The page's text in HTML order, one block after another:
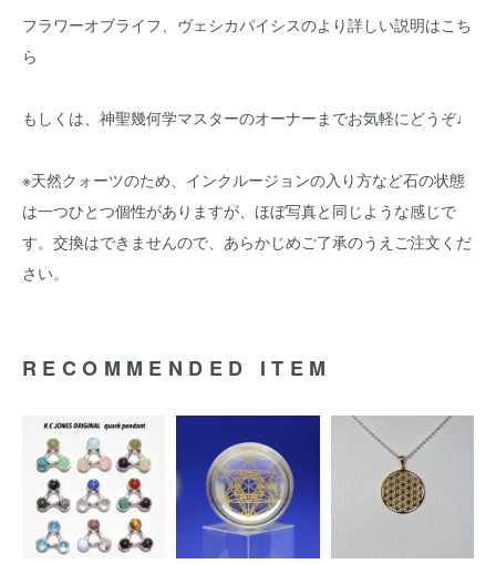
フラワーオブライフ、ヴェシカパイシスのより詳しい説明はこち
ら
もしくは、神聖幾何学マスターのオーナーまでお気軽にどうぞ♩
※天然クォーツのため、インクルージョンの入り方など石の状態
は一つひとつ個性がありますが、ほぼ写真と同じような感じで
す。交換はできませんので、あらかじめご了承のうえご注文くだ
さい。
RECOMMENDED ITEM